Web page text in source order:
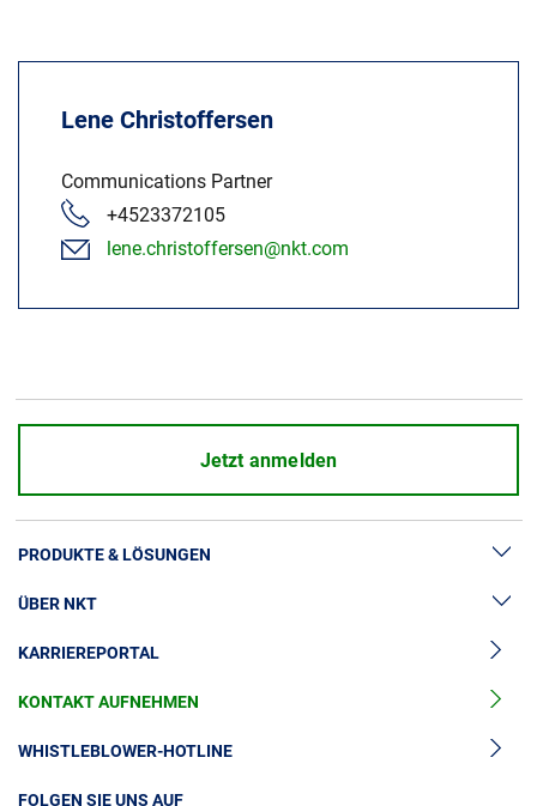
Lene Christoffersen
Communications Partner
+4523372105
lene.christoffersen@nkt.com
Jetzt anmelden
PRODUKTE & LÖSUNGEN
Hochspannung
Kabelgarnituren
Mittelspannungskabel
Niederspannungskabel
ÜBER NKT
News & Presse
Unsere Geschichte
Investoren
Nachhaltigkeit
KARRIEREPORTAL
KONTAKT AUFNEHMEN
WHISTLEBLOWER-HOTLINE
FOLGEN SIE UNS AUF